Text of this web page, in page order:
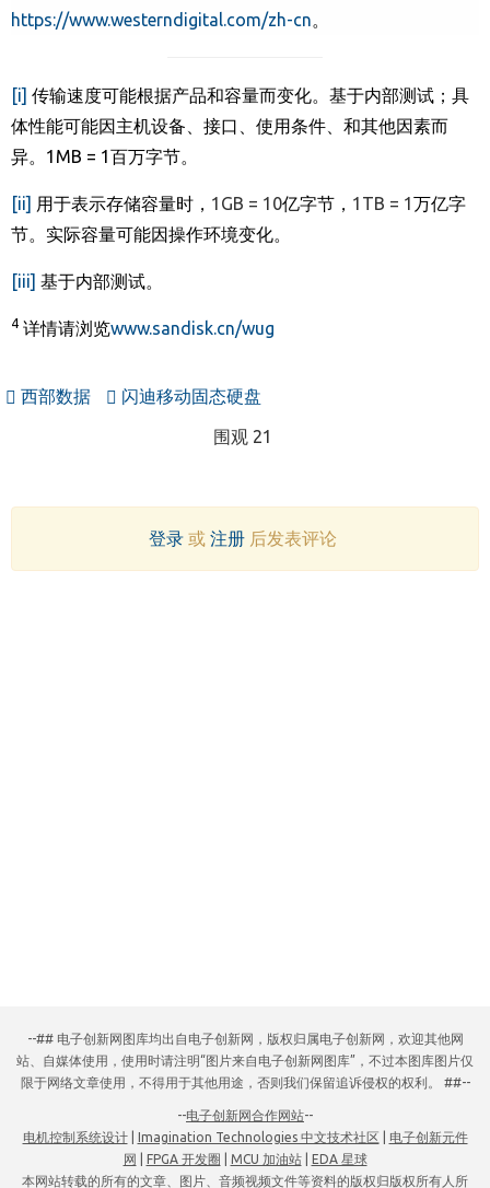
https://www.westerndigital.com/zh-cn。
[i] 传输速度可能根据产品和容量而变化。基于内部测试；具
体性能可能因主机设备、接口、使用条件、和其他因素而
异。 1MB = 1百万字节。
[ii] 用于表示存储容量时， 1GB = 10亿字节， 1TB = 1万亿字
节。实际容量可能因操作环境变化。
[iii] 基于内部测试。
4 详情请浏览www.sandisk.cn/wug
西部数据 闪迪移动固态硬盘
围观 21
登录或 注册后发表评论
--## 电子创新网图库均出自电子创新网，版权归属电子创新网，欢迎其他网
站、自媒体使用，使用时请注明“图片来自电子创新网图库”，不过本图库图片仅
限于网络文章使用，不得用于其他用途，否则我们保留追诉侵权的权利。 ##--
--电子创新网合作网站--
电机控制系统设计| Imagination Technologies 中文技术社区
电子创新元件
网
FPGA 开发圈 MCU 加油站| EDA 星球
本网站转载的所有的文章、图片、音频视频文件等资料的版权归版权所有人所